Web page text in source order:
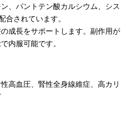
、パントテン酸カルシウム、シス
合されています。
成長をサポートします。副作用が
内服可能です。
高血圧、腎性全身線維症、高カリ